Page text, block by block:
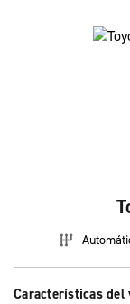
Características del